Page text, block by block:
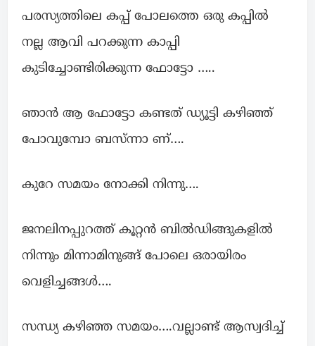
പരസ്യത്തിലെ കപ്പ് പോലത്തെ ഒരു കപ്പിൽ
നല്ല ആവി പറക്കുന്ന കാപ്പി
കുടിച്ചോണ്ടിരിക്കുന്ന ഫോട്ടോ …..
ഞാൻ ആ ഫോട്ടോ കണ്ടത് ഡ്യൂട്ടി കഴിഞ്ഞ്
പോവുമ്പോ ബസ്ന്നാ ണ്….
കുറേ സമയം നോക്കി നിന്നു….
ജനലിനപ്പുറത്ത് കൂറ്റൻ ബിൽഡിങ്ങുകളിൽ
നിന്നും മിന്നാമിനുങ്ങ് പോലെ ഒരായിരം
വെളിച്ചങ്ങൾ….
സന്ധ്യ കഴിഞ്ഞ സമയം….വല്ലാണ്ട് ആസ്വദിച്ച്